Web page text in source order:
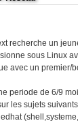
recherche un
sous Linux
avec un premier/
periode de 6/9
les sujets